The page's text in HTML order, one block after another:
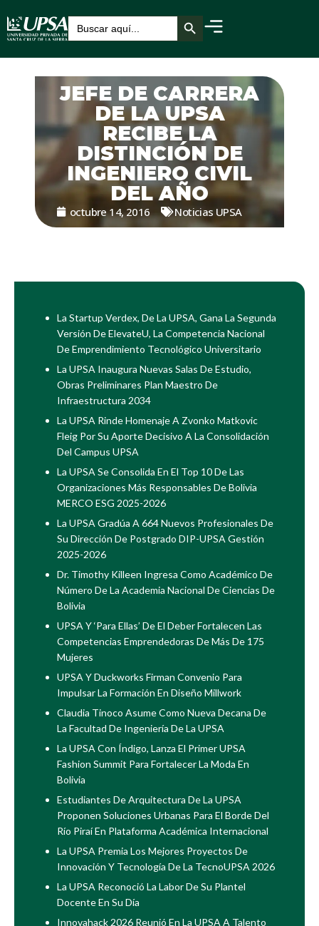
Buscar: Botón de búsqueda
JEFE DE CARRERA
DE LA UPSA
RECIBE LA
DISTINCIÓN DE
INGENIERO CIVIL
DEL AÑO
octubre 14, 2016 Noticias UPSA
La Startup Verdex, De La UPSA, Gana La Segunda
Versión De ElevateU, La Competencia Nacional
De Emprendimiento Tecnológico Universitario
La UPSA Inaugura Nuevas Salas De Estudio,
Obras Preliminares Plan Maestro De
Infraestructura 2034
La UPSA Rinde Homenaje A Zvonko Matkovic
Fleig Por Su Aporte Decisivo A La Consolidación
Del Campus UPSA
La UPSA Se Consolida En El Top 10 De Las
Organizaciones Más Responsables De Bolivia
MERCO ESG 2025-2026
La UPSA Gradúa A 664 Nuevos Profesionales De
Su Dirección De Postgrado DIP-UPSA Gestión
2025-2026
Dr. Timothy Killeen Ingresa Como Académico De
Número De La Academia Nacional De Ciencias De
Bolivia
UPSA Y ‘Para Ellas’ De El Deber Fortalecen Las
Competencias Emprendedoras De Más De 175
Mujeres
UPSA Y Duckworks Firman Convenio Para
Impulsar La Formación En Diseño Millwork
Claudia Tinoco Asume Como Nueva Decana De
La Facultad De Ingeniería De La UPSA
La UPSA Con Índigo, Lanza El Primer UPSA
Fashion Summit Para Fortalecer La Moda En
Bolivia
Estudiantes De Arquitectura De La UPSA
Proponen Soluciones Urbanas Para El Borde Del
Río Piraí En Plataforma Académica Internacional
La UPSA Premia Los Mejores Proyectos De
Innovación Y Tecnología De La TecnoUPSA 2026
La UPSA Reconoció La Labor De Su Plantel
Docente En Su Día
Innovahack 2026 Reunió En La UPSA A Talento